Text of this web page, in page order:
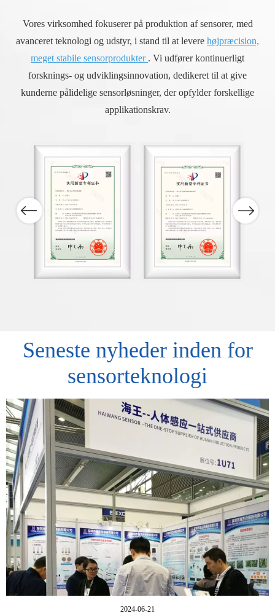
Vores virksomhed fokuserer på produktion af sensorer, med
avanceret teknologi og udstyr, i stand til at levere højpræcision,
meget stabile sensorprodukter . Vi udfører kontinuerligt
forsknings- og udviklingsinnovation, dedikeret til at give
kunderne pålidelige sensorløsninger, der opfylder forskellige
applikationskrav.
Previous Next
Seneste nyheder inden for
sensorteknologi
2024-06-21